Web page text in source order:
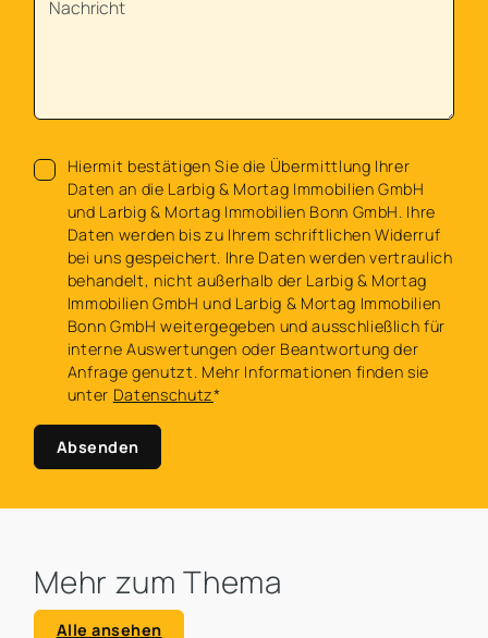
Hiermit bestätigen Sie die Übermittlung Ihrer
Daten an die Larbig & Mortag Immobilien GmbH
und Larbig & Mortag Immobilien Bonn GmbH. Ihre
Daten werden bis zu Ihrem schriftlichen Widerruf
bei uns gespeichert. Ihre Daten werden vertraulich
behandelt, nicht außerhalb der Larbig & Mortag
Immobilien GmbH und Larbig & Mortag Immobilien
Bonn GmbH weitergegeben und ausschließlich für
interne Auswertungen oder Beantwortung der
Anfrage genutzt. Mehr Informationen finden sie
unter Datenschutz*
Absenden
Mehr zum Thema
Alle ansehen